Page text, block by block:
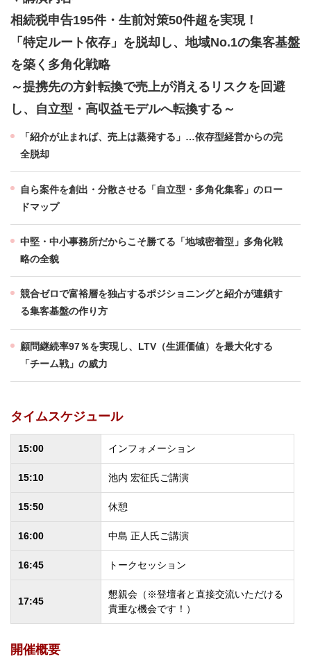
相続税申告195件・生前対策50件超を実現！
「特定ルート依存」を脱却し、地域No.1の集客基盤
を築く多角化戦略
～提携先の方針転換で売上が消えるリスクを回避
し、自立型・高収益モデルへ転換する～
「紹介が止まれば、売上は蒸発する」…依存型経営からの完
全脱却
自ら案件を創出・分散させる「自立型・多角化集客」のロー
ドマップ
中堅・中小事務所だからこそ勝てる「地域密着型」多角化戦
略の全貌
競合ゼロで富裕層を独占するポジショニングと紹介が連鎖す
る集客基盤の作り方
顧問継続率97％を実現し、LTV（生涯価値）を最大化する
「チーム戦」の威力
タイムスケジュール
15:00 インフォメーション
15:10 池内 宏征氏ご講演
15:50 休憩
16:00 中島 正人氏ご講演
16:45 トークセッション
17:45
懇親会（※登壇者と直接交流いただける
貴重な機会です！）
開催概要